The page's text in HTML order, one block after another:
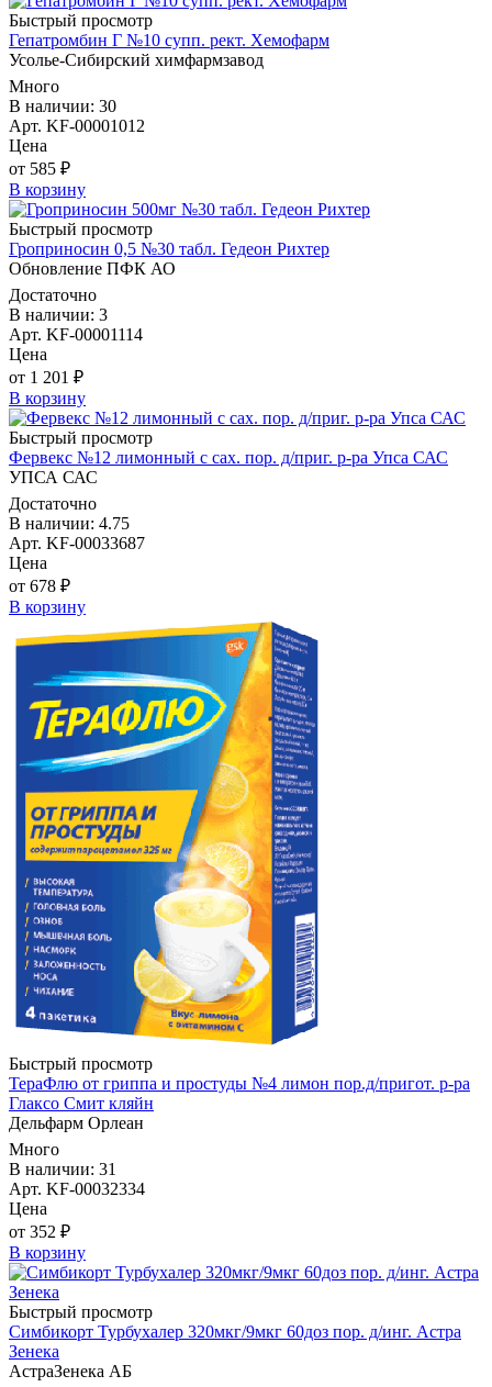
Быстрый просмотр
Гепатромбин Г №10 супп. рект. Хемофарм
Усолье-Сибирский химфармзавод
Много
В наличии: 30
Арт. KF-00001012
Цена
от 585 ₽
В корзину
Быстрый просмотр
Гроприносин 0,5 №30 табл. Гедеон Рихтер
Обновление ПФК АО
Достаточно
В наличии: 3
Арт. KF-00001114
Цена
от 1 201 ₽
В корзину
Быстрый просмотр
Фервекс №12 лимонный с сах. пор. д/приг. р-ра Упса САС
УПСА САС
Достаточно
В наличии: 4.75
Арт. KF-00033687
Цена
от 678 ₽
В корзину
Быстрый просмотр
ТераФлю от гриппа и простуды №4 лимон пор.д/пригот. р-ра
Глаксо Смит кляйн
Дельфарм Орлеан
Много
В наличии: 31
Арт. KF-00032334
Цена
от 352 ₽
В корзину
Быстрый просмотр
Симбикорт Турбухалер 320мкг/9мкг 60доз пор. д/инг. Астра
Зенека
АстраЗенека АБ